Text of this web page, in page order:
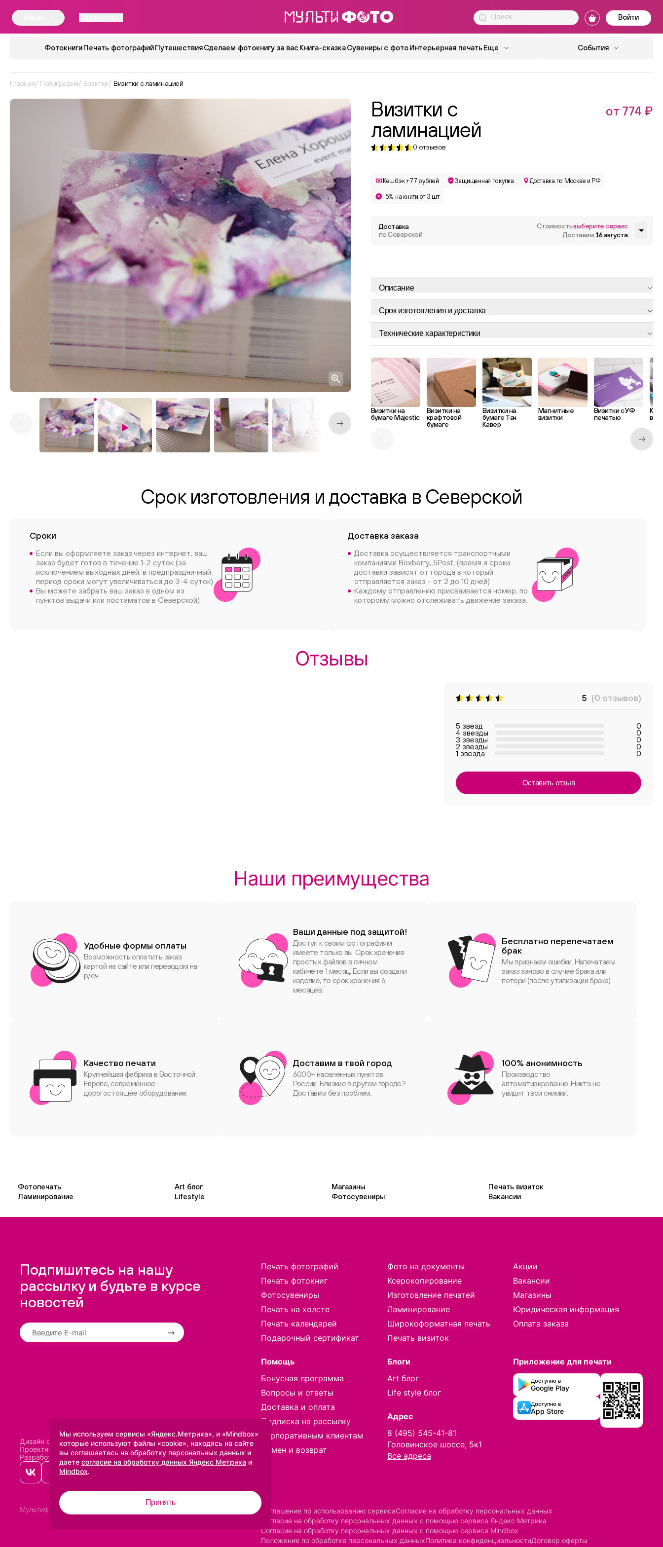
Войти
Фотокниги Печать фотографий Путешествия Сделаем фотокнигу за вас Книга-сказка Сувениры с фото Интерьерная печать Еще События
Главная Полиграфия Визитки Визитки с ламинацией
Визитки с
ламинацией
от 774 ₽
0 отзывов
Кешбэк +77 рублей Защищенная покупка Доставка по Москве и РФ
-5% на книги от 3 шт
Доставка
по Северской
Стоимостьвыберите сервис
Доставим 16 августа
Описание
Срок изготовления и доставка
Технические характеристики
Визитки на
бумаге Majestic
Визитки на
крафтовой
бумаге
Визитки на
бумаге Тач
Кавер
Магнитные
визитки
Визитки с УФ
печатью
Срок изготовления и доставка в Северской
Сроки
Если вы оформляете заказ через интернет, ваш
заказ будет готов в течение 1-2 суток (за
исключением выходных дней, в предпраздничный
период сроки могут увеличиваться до 3-4 суток)
Вы можете забрать ваш заказ в одном из
пунктов выдачи или постаматов в Северской)
Доставка заказа
Доставка осуществляется транспортными
компаниями Boxberry, 5Post, (время и сроки
доставки зависят от города в который
отправляется заказ - от 2 до 10 дней)
Каждому отправлению присваивается номер, по
которому можно отслеживать движение заказа.
Отзывы
5 (0 отзывов)
5 звезд 0
4 звезды 0
3 звезды 0
2 звезды 0
1 звезда 0
Оставить отзыв
Наши преимущества
Удобные формы оплаты
Возможность оплатить заказ
картой на сайте или переводом на
р/сч.
Ваши данные под защитой!
Доступ к своим фотографиям
имеете только вы. Срок хранения
простых файлов в личном
кабинете 1 месяц. Если вы создали
изделие, то срок хранения 6
месяцев.
Бесплатно перепечатаем
брак
Мы признаем ошибки. Напечатаем
заказ заново в случае брака или
потери (после утилизации брака).
Качество печати
Крупнейшая фабрика в Восточной
Европе, современное
дорогостоящее оборудование.
Доставим в твой город
6000+ населенных пунктов
России. Близкие в другом городе?
Доставим без проблем.
100% анонимность
Производство
автоматизированно. Никто не
увидит твои снимки.
Фотопечать Art блог Магазины
Печать визиток
Ламинирование
Lifestyle Фотосувениры Вакансии
Подпишитесь на нашу
рассылку и будьте в курсе
новостей
Дизайн сделан вUprock
Проектирование и SEO:
Baklenev SEO
Разработано в Qualitica
Печать фотографий
Печать фотокниг
Фотосувениры
Печать на холсте
Печать календарей
Подарочный сертификат
Фото на документы
Ксерокопирование
Изготовление печатей
Ламинирование
Широкоформатная печать
Печать визиток
Акции
Вакансии
Магазины
Юридическая информация
Оплата заказа
Помощь
Бонусная программа
Вопросы и ответы
Доставка и оплата
Подписка на рассылку
Корпоративным клиентам
Обмен и возврат
Блоги
Art блог
Life style блог
Адрес
8 (495) 545-41-81
Головинское шоссе, 5к1
Все адреса
Приложение для печати
Доступно в
Google Play
Доступно в
App Store
Мультифото 2005-2026 © Соглашение по использованию сервисаСогласие на обработку персональных данных
Согласие на обработку персональных данных с помощью сервиса Яндекс Метрика
Согласие на обработку персональных данных с помощью сервиса Mindbox
Положение по обработке персональных данныхПолитика конфиденциальностиДоговор оферты
Мы используем сервисы «Яндекс.Метрика», и «Mindbox»
которые используют файлы «cookie», находясь на сайте
вы соглашаетесь на обработку персональных данных и
даете согласие на обработку данных Яндекс Метрика и
Mindbox.
Принять